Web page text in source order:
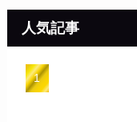
ブ
人気記事